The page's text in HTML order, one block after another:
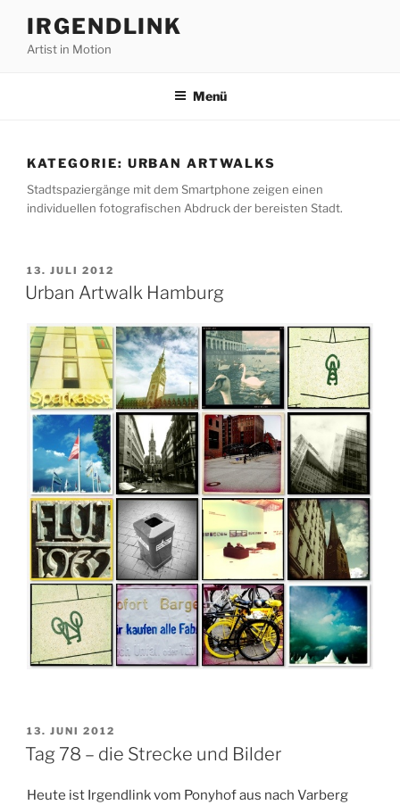
Inhalt
springen
IRGENDLINK
Artist in Motion
Menü
KATEGORIE: URBAN ARTWALKS
Stadtspaziergänge mit dem Smartphone zeigen einen
individuellen fotografischen Abdruck der bereisten Stadt.
VERÖFFENTLICHT
AM
13. JULI 2012
Urban Artwalk Hamburg
VERÖFFENTLICHT
AM
13. JUNI 2012
Tag 78 – die Strecke und Bilder
Heute ist Irgendlink vom Ponyhof aus nach Varberg